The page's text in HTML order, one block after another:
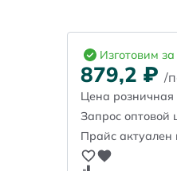
Изготовим
879,2 ₽ /
Цена
Запрос оптовой
Прайс актуален